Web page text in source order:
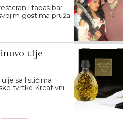
i tapas bar
gostima pruža
ulje
sa listićima
tvrtke Kreativni